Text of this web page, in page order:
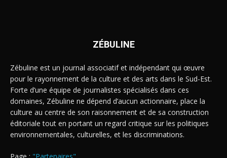
ZÉBULINE
Zébuline est un journal associatif et indépendant qui œuvre
pour le rayonnement de la culture et des arts dans le Sud-Est.
Forte d’une équipe de journalistes spécialisés dans ces
domaines, Zébuline ne dépend d’aucun actionnaire, place la
culture au centre de son raisonnement et de sa construction
éditoriale tout en portant un regard critique sur les politiques
environnementales, culturelles, et les discriminations.